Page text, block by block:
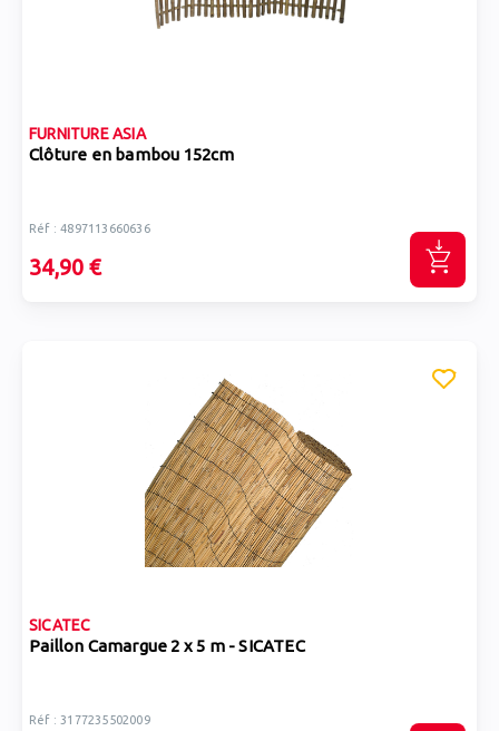
FURNITURE ASIA
Clôture en bambou 152cm
Réf : 4897113660636
34,90 €
SICATEC
Paillon Camargue 2 x 5 m - SICATEC
Réf : 3177235502009